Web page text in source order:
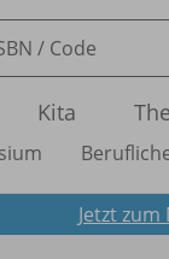
Kita
Jetzt